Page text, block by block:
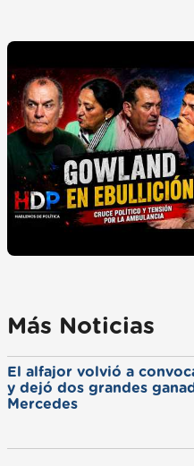
Más Noticias
El alfajor volvió a
y dejó dos grandes
Mercedes